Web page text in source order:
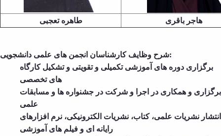
Social
Planning
of
Cultural
and
Social
Support
Services
طاهره تعجبی هاجر باقری
شرح وظایف کارشناسان انجمن های علمی دانشجویی:
برگزاری دوره های آموزشی تکمیلی و تقویتی و تشکیل کارگاه
های تخصصی
برگزاری و همکاری در اجرا و شرکت در جشنواره ها و مسابقات
علمی
انتشار نشریات علمی، کتاب، نشریات الکترونیکی، نرم افزارهای
رایانه ای و فیلم های آموزشی